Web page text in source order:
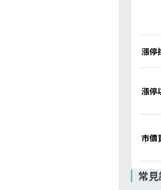
漲停
漲停
市價
常